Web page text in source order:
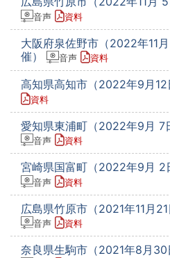
音声 資料
大阪府泉佐野市（2022年11
催）
音声 資料
高知県高知市（2022年9月12
資料
愛知県東浦町（2022年9月 7
音声 資料
宮崎県国富町（2022年9月 2
音声 資料
広島県竹原市（2021年11月
音声 資料
奈良県生駒市（2021年8月30